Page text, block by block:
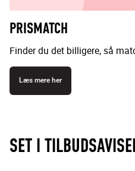
PRISMATCH
Finder du det billigere, så
Læs mere her
SET I